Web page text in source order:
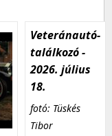
Veteránautó-
találkozó -
2026. július
18.
fotó: Tüskés
Tibor